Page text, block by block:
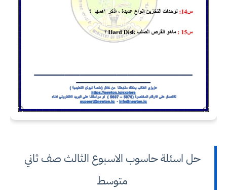
حل اسئلة حاسوب الاسبوع الثالث صف ثاني
متوسط